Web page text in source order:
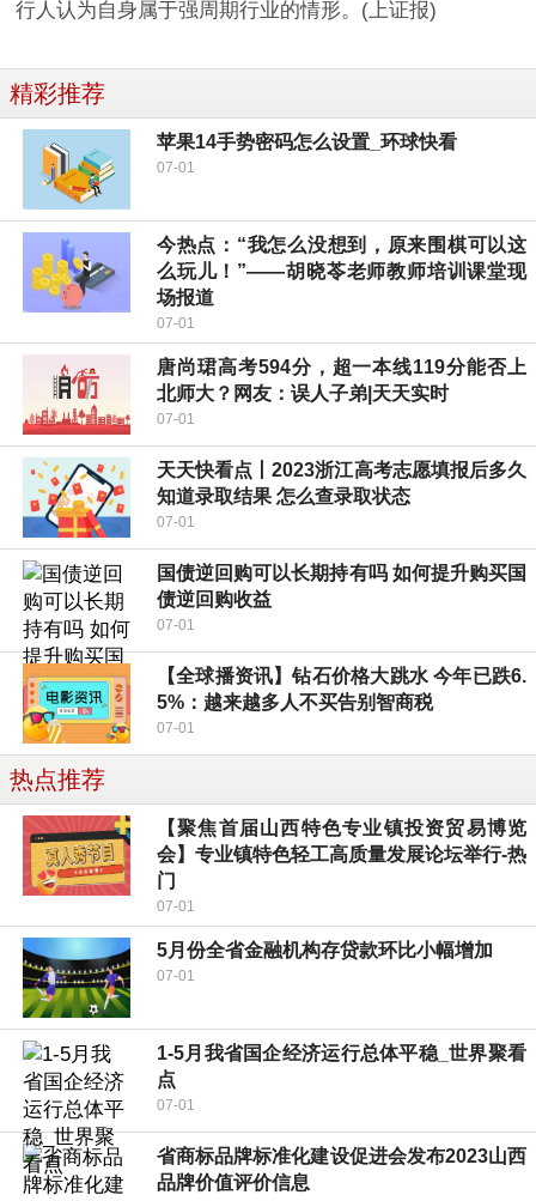
行人认为自身属于强周期行业的情形。(上证报)
精彩推荐
苹果14手势密码怎么设置_环球快看
07-01
今热点：“我怎么没想到，原来围棋可以这
么玩儿！”——胡晓苓老师教师培训课堂现
场报道
07-01
唐尚珺高考594分，超一本线119分能否上
北师大？网友：误人子弟|天天实时
07-01
天天快看点丨2023浙江高考志愿填报后多久
知道录取结果 怎么查录取状态
07-01
国债逆回购可以长期持有吗 如何提升购买国
债逆回购收益
07-01
【全球播资讯】钻石价格大跳水 今年已跌6.
5%：越来越多人不买告别智商税
07-01
热点推荐
【聚焦首届山西特色专业镇投资贸易博览
会】专业镇特色轻工高质量发展论坛举行-热
门
07-01
5月份全省金融机构存贷款环比小幅增加
07-01
1-5月我省国企经济运行总体平稳_世界聚看
点
07-01
省商标品牌标准化建设促进会发布2023山西
品牌价值评价信息